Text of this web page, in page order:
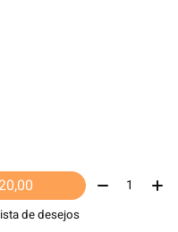
Quantidade:
de desejos